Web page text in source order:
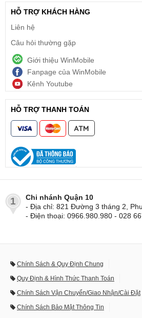
HỖ TRỢ KHÁCH HÀNG
Liên hệ
Câu hỏi thường gặp
Giới thiệu WinMobile
Fanpage của WinMobile
Kênh Youtube
HỖ TRỢ THANH TOÁN
1
Chi nhánh Quận 10
- Địa chỉ: 821 Đường 3 tháng 2,
- Điện thoại: 0966.980.980 - 028
Chính Sách & Quy Định Chung
Quy Định & Hình Thức Thanh Toán
Chính Sách Vận Chuyển/Giao Nhận/Cài Đặt
Chính Sách Bảo Mật Thông Tin